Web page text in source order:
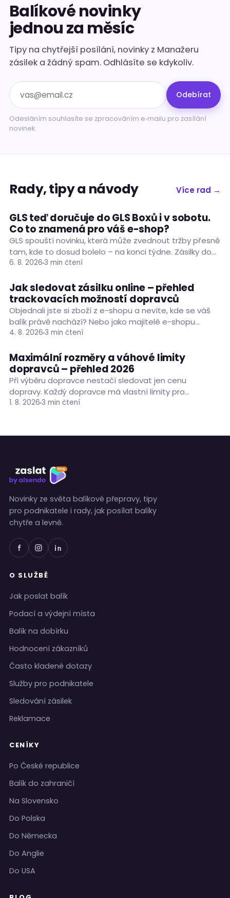
Balíkové novinky
jednou za měsíc
Tipy na chytřejší posílání, novinky z Manažeru
zásilek a žádný spam. Odhlásíte se kdykoliv.
Odebírat
Odesláním souhlasíte se zpracováním e‑mailu pro zasílání
novinek.
Rady, tipy a návody Více rad →
DOPRAVCI
GLS teď doručuje do GLS Boxů i v sobotu.
Co to znamená pro váš e-shop?
GLS spouští novinku, která může zvednout tržby přesně
tam, kde to dosud bolelo – na konci týdne. Zásilky do
GLS Boxů po celé České republice teď doručuje i v
6. 8. 2026 3 min čtení
RADY A TIPY
Jak sledovat zásilku online – přehled
trackovacích možností dopravců
Objednali jste si zboží z e-shopu a nevíte, kde se váš
balík právě nachází? Nebo jako majitelé e-shopu
porovnáváte trackovací možnosti dopravců a chcete
a co…
4. 8. 2026 3 min čtení
RADY A TIPY
Maximální rozměry a váhové limity
dopravců – přehled 2026
Při výběru dopravce nestačí sledovat jen cenu
dopravy. Každý dopravce má vlastní limity pro
hmotnost, rozměry i obvod zásilky a jejich překročení
1. 8. 2026 3 min čtení
Novinky ze světa balíkové přepravy, tipy
pro podnikatele i rady, jak posílat balíky
chytře a levně.
O SLUŽBĚ
Jak poslat balík
Podací a výdejní místa
Balík na dobírku
Hodnocení zákazníků
Často kladené dotazy
Služby pro podnikatele
Sledování zásilek
Reklamace
CENÍKY
Po České republice
Balík do zahraničí
Na Slovensko
Do Polska
Do Německa
Do Anglie
Do USA